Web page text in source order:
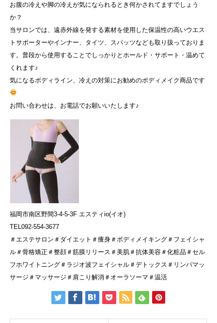
お腹の冷えや脚の冷えが気になられるとき何かされてますでしょう
か？
当サロンでは、遠赤外線を発する素材を使用した保温性の高いウエス
トサポーターやインナー、タイツ、スパッツなども取り扱っておりま
す。普段から使用することでしっかりとホールド・サポート・温めて
くれます♪
気になるボディライン、冷えの対策にお勧めのボディメイク商品です
お問い合わせは、お電話でお願いいたします♪
福岡市南区野間3-4-5-3F エスティio(イオ)
TEL092-554-3677
＃エステサロン＃ダイエット＃痩身＃ボディメイキング＃フェイシャ
ル＃骨格矯正＃整顔＃筋膜リリース＃美肌＃抗体美容＃化粧品＃セル
フホワイトニング＃ラジオ波フェイシャル＃デトックス＃リンパマッ
サージ＃マッサージ＃肩こり解消＃オーラソーマ＃温活